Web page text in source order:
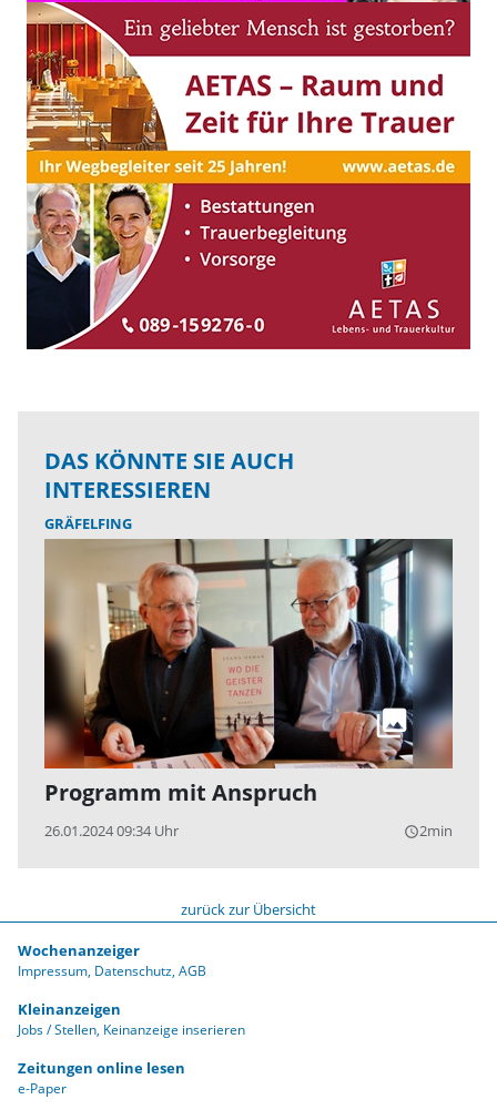
DAS KÖNNTE SIE AUCH
INTERESSIEREN
GRÄFELFING
Programm mit Anspruch
26.01.2024 09:34 Uhr query_builder2min
zurück zur Übersicht
Wochenanzeiger
Impressum Datenschutz AGB
Kleinanzeigen
Jobs / Stellen Keinanzeige inserieren
Zeitungen online lesen
e-Paper